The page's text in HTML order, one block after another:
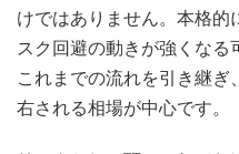
けではありません。本格的
スク回避の動きが強くなる
これまでの流れを引き継
右される相場が中心です。